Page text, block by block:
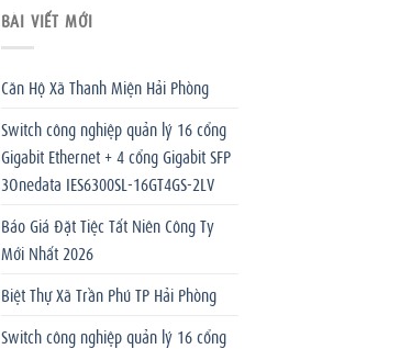
BÀI VIẾT MỚI
Căn Hộ Xã Thanh Miện Hải Phòng
Switch công nghiệp quản lý 16 cổng
Gigabit Ethernet + 4 cổng Gigabit SFP
3Onedata IES6300SL-16GT4GS-2LV
Báo Giá Đặt Tiệc Tất Niên Công Ty
Mới Nhất 2026
Biệt Thự Xã Trần Phú TP Hải Phòng
Switch công nghiệp quản lý 16 cổng